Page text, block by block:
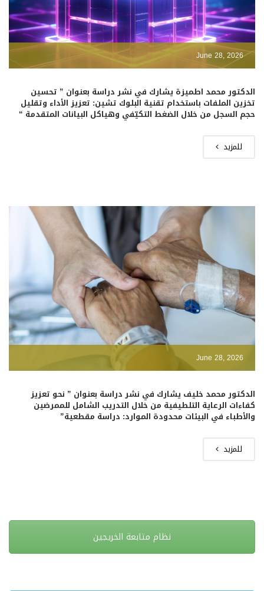
June 28, 2026
الدكتور محمد اطميزة يشارك في نشر دراسة بعنوان ” تحسين
تخزين الملفات باستخدام تقنية البلوك تشين: تعزيز الأداء وتقليل
حجم السجل من خلال الضغط التكيّفي وهياكل البيانات المتقدمة “
للمزيد
June 28, 2026
الدكتور محمد خليف يشارك في نشر دراسة بعنوان ” نحو تعزيز
كفاءات الرعاية التلطيفية من خلال التدريب الشامل للممرضين
والأطباء في البيئات محدودة الموارد: دراسة مقطعية”
للمزيد
نظام متابعة الخريجين